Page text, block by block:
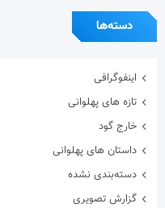
دسته‌ها
اینفوگرافی
تازه های پهلوانی
خارج گود
داستان های پهلوانی
دسته‌بندی نشده
گزارش تصویری